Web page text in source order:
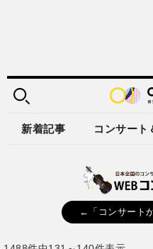
新着記事 コンサート
←「コンサート